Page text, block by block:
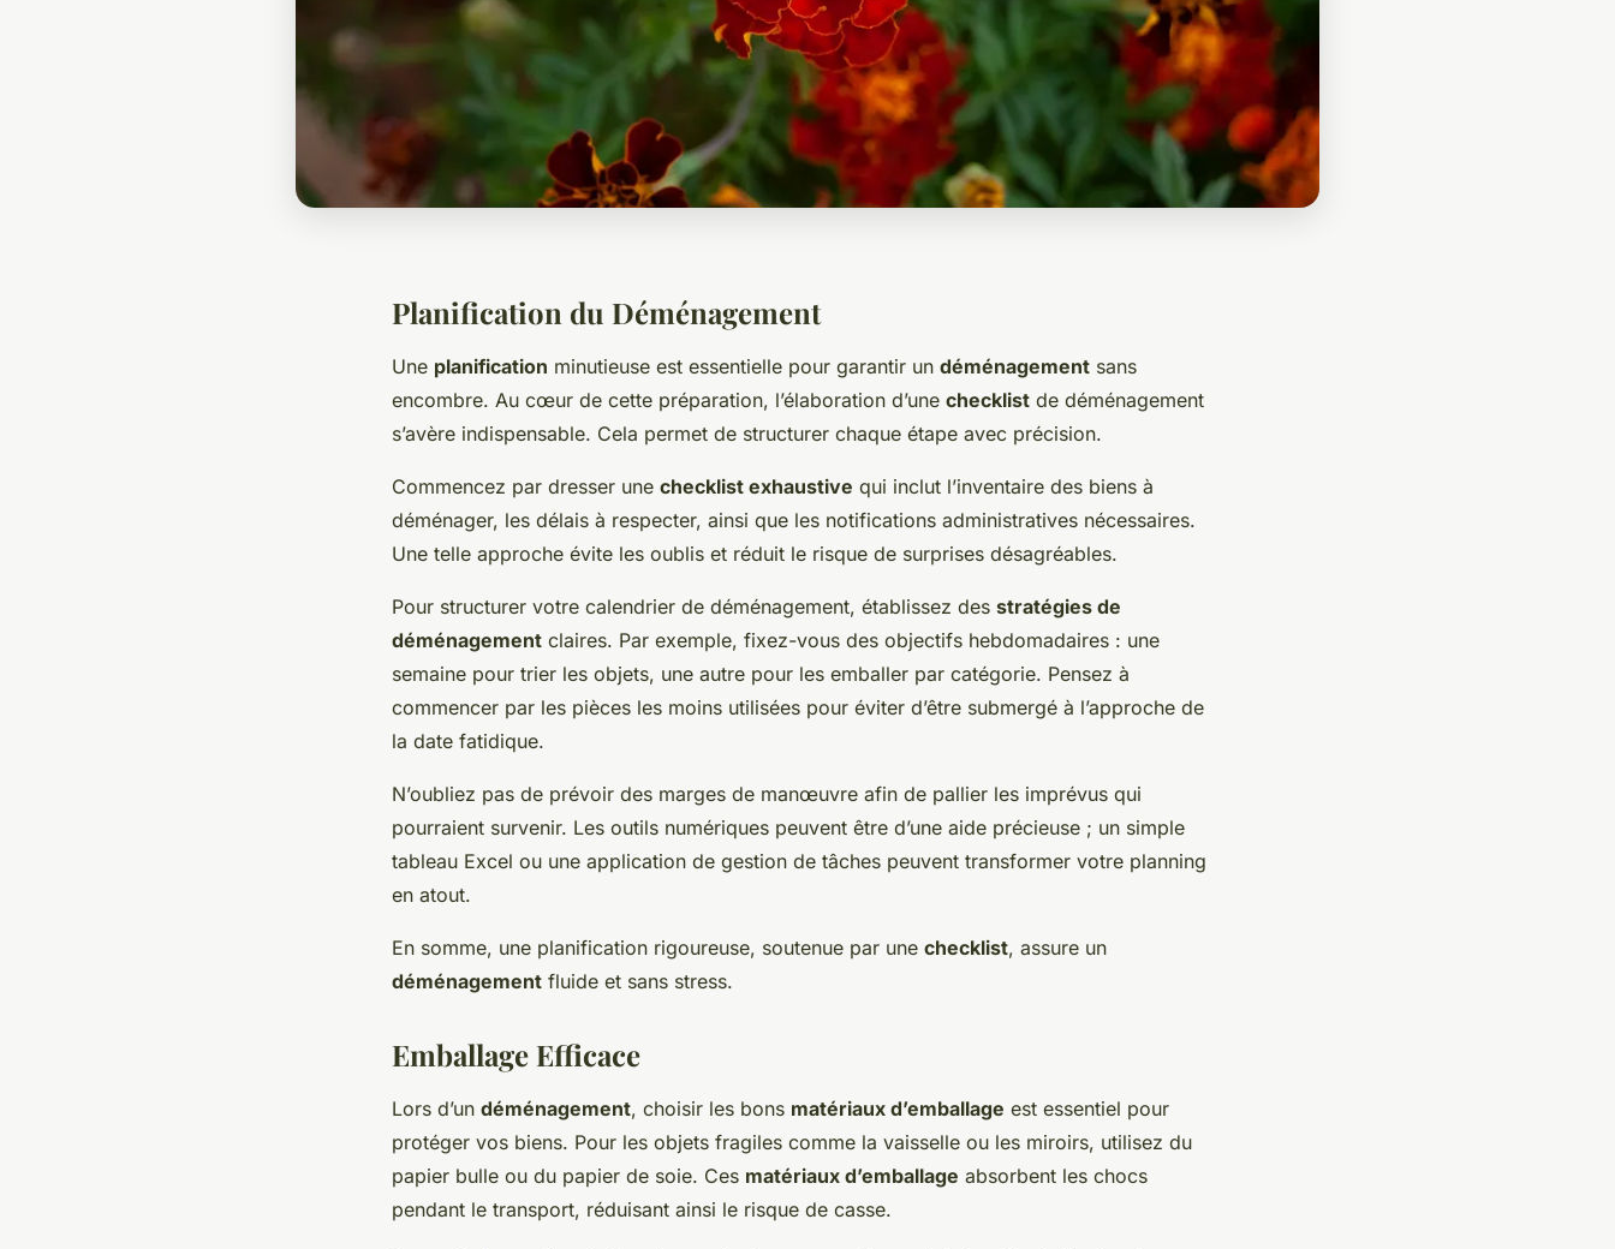
Planification du Déménagement
Une planification minutieuse est essentielle pour garantir un déménagement sans
encombre. Au cœur de cette préparation, l’élaboration d’une checklist de déménagement
s’avère indispensable. Cela permet de structurer chaque étape avec précision.
Commencez par dresser une checklist exhaustive qui inclut l’inventaire des biens à
déménager, les délais à respecter, ainsi que les notifications administratives nécessaires.
Une telle approche évite les oublis et réduit le risque de surprises désagréables.
Pour structurer votre calendrier de déménagement, établissez des stratégies de
déménagement claires. Par exemple, fixez-vous des objectifs hebdomadaires : une
semaine pour trier les objets, une autre pour les emballer par catégorie. Pensez à
commencer par les pièces les moins utilisées pour éviter d’être submergé à l’approche de
la date fatidique.
N’oubliez pas de prévoir des marges de manœuvre afin de pallier les imprévus qui
pourraient survenir. Les outils numériques peuvent être d’une aide précieuse ; un simple
tableau Excel ou une application de gestion de tâches peuvent transformer votre planning
en atout.
En somme, une planification rigoureuse, soutenue par une checklist, assure un
déménagement fluide et sans stress.
Emballage Efficace
Lors d’un déménagement, choisir les bons matériaux d’emballage est essentiel pour
protéger vos biens. Pour les objets fragiles comme la vaisselle ou les miroirs, utilisez du
papier bulle ou du papier de soie. Ces matériaux d’emballage absorbent les chocs
pendant le transport, réduisant ainsi le risque de casse.